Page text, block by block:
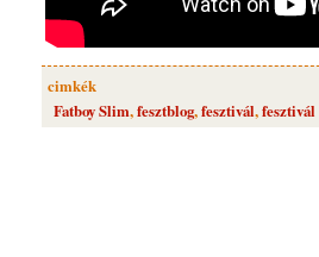
cimkék
Fatboy Slim,fesztblog,fesztivál,fesztivál